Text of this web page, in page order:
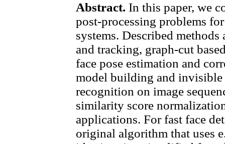
Abstract. In this paper, we
post-processing problems
systems. Described
and tracking, graph-cut
face pose estimation and
model building and invisible
recognition on image
similarity score
applications. For fast face
original algorithm that uses